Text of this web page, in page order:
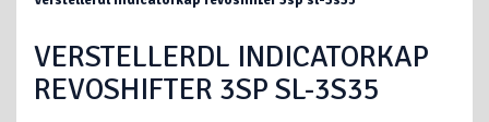
VERSTELLERDL INDICATORKAP
REVOSHIFTER 3SP SL-3S35